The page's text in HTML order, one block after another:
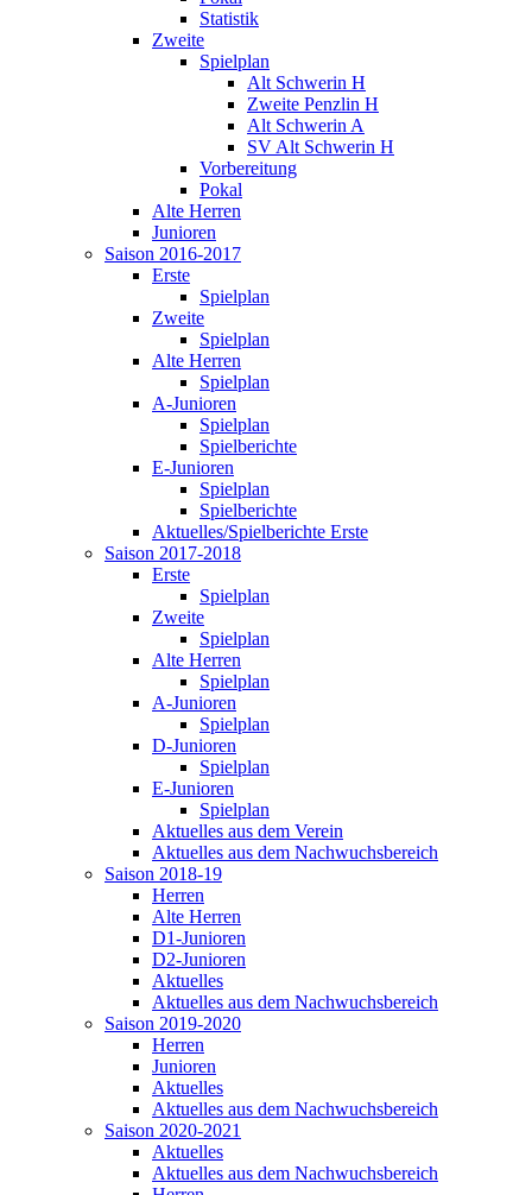
Statistik
Zweite
Spielplan
Alt Schwerin H
Zweite Penzlin H
Alt Schwerin A
SV Alt Schwerin H
Vorbereitung
Pokal
Alte Herren
Junioren
Saison 2016-2017
Erste
Spielplan
Zweite
Spielplan
Alte Herren
Spielplan
A-Junioren
Spielplan
Spielberichte
E-Junioren
Spielplan
Spielberichte
Aktuelles/Spielberichte Erste
Saison 2017-2018
Erste
Spielplan
Zweite
Spielplan
Alte Herren
Spielplan
A-Junioren
Spielplan
D-Junioren
Spielplan
E-Junioren
Spielplan
Aktuelles aus dem Verein
Aktuelles aus dem Nachwuchsbereich
Saison 2018-19
Herren
Alte Herren
D1-Junioren
D2-Junioren
Aktuelles
Aktuelles aus dem Nachwuchsbereich
Saison 2019-2020
Herren
Junioren
Aktuelles
Aktuelles aus dem Nachwuchsbereich
Saison 2020-2021
Aktuelles
Aktuelles aus dem Nachwuchsbereich